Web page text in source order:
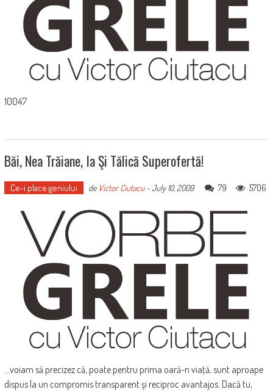
10047
Băi, Nea Trăiane, Ia Şi Tălică Superofertă!
Ce-i place geniului de Victor Ciutacu-July 10, 2009 79 5706
...voiam să precizez că, poate pentru prima oară-n viaţă, sunt aproape
dispus la un compromis transparent şi reciproc avantajos. Dacă tu,